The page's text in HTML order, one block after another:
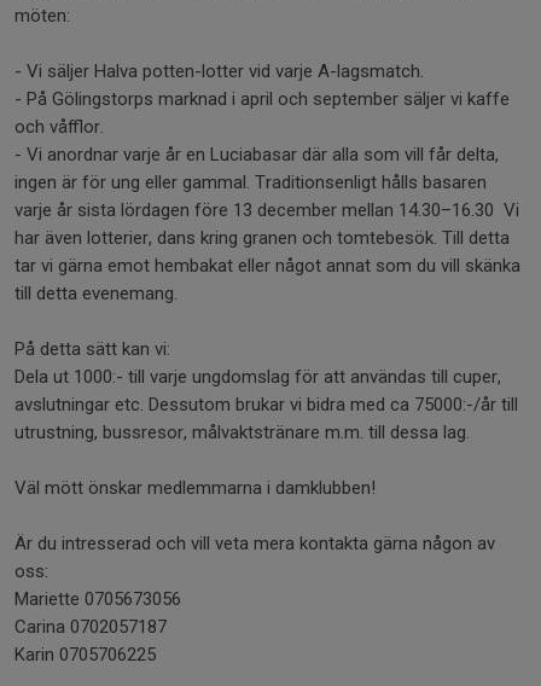
möten:
- Vi säljer Halva potten-lotter vid varje A-lagsmatch.
- På Gölingstorps marknad i april och september säljer vi kaffe
och våfflor.
- Vi anordnar varje år en Luciabasar där alla som vill får delta,
ingen är för ung eller gammal. Traditionsenligt hålls basaren
varje år sista lördagen före 13 december mellan 14.30–16.30 Vi
har även lotterier, dans kring granen och tomtebesök. Till detta
tar vi gärna emot hembakat eller något annat som du vill skänka
till detta evenemang.
På detta sätt kan vi:
Dela ut 1000:- till varje ungdomslag för att användas till cuper,
avslutningar etc. Dessutom brukar vi bidra med ca 75000:-/år till
utrustning, bussresor, målvaktstränare m.m. till dessa lag.
Väl mött önskar medlemmarna i damklubben!
Är du intresserad och vill veta mera kontakta gärna någon av
oss:
Mariette 0705673056
Carina 0702057187
Karin 0705706225